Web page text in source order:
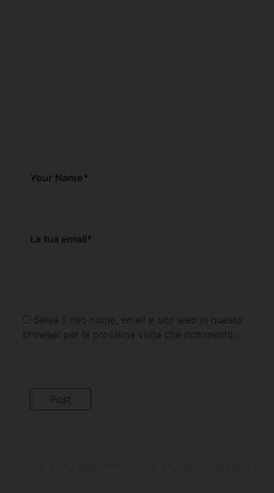
Your Name*
La tua email*
Salva il mio nome, email e sito web in questo
browser per la prossima volta che commento.